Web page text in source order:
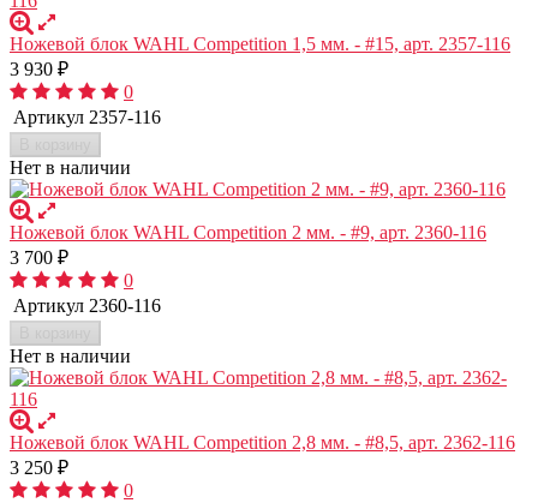
Ножевой блок WAHL Competition 1,5 мм. - #15, арт. 2357-116
3 930 ₽
0
Артикул 2357-116
Нет в наличии
Ножевой блок WAHL Competition 2 мм. - #9, арт. 2360-116
3 700 ₽
0
Артикул 2360-116
Нет в наличии
Ножевой блок WAHL Competition 2,8 мм. - #8,5, арт. 2362-116
3 250 ₽
0